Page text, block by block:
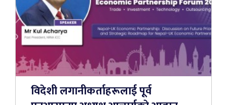
विदेशी लगानीकर्ताहरूलाई पूर्व